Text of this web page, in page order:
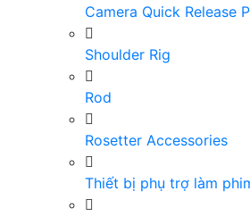
Camera Quick Release
Shoulder Rig
Rod
Rosetter Accessories
Thiết bị phụ trợ làm